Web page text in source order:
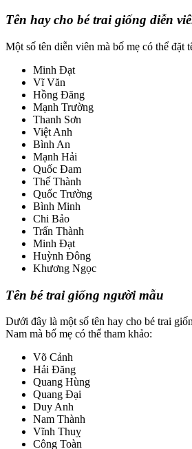
Tên hay cho bé trai giống diễn
Một số tên diễn viên mà bố mẹ có thể đặt
Minh Đạt
Vĩ Văn
Hồng Đăng
Mạnh Trường
Thanh Sơn
Việt Anh
Bình An
Mạnh Hải
Quốc Đam
Thế Thành
Quốc Trường
Bình Minh
Chi Bảo
Trấn Thành
Minh Đạt
Huỳnh Đông
Khương Ngọc
Tên bé trai giống người mẫu
Dưới đây là một số tên hay cho bé trai
Nam mà bố mẹ có thể tham khảo:
Võ Cảnh
Hải Đăng
Quang Hùng
Quang Đại
Duy Anh
Nam Thành
Vĩnh Thuỵ
Công Toàn